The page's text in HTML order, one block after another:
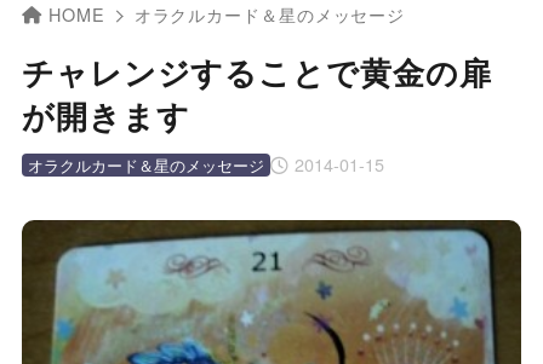
HOME オラクルカード＆星のメッセージ
チャレンジすることで黄金の扉
が開きます
2014-01-15
オラクルカード＆星のメッセージ